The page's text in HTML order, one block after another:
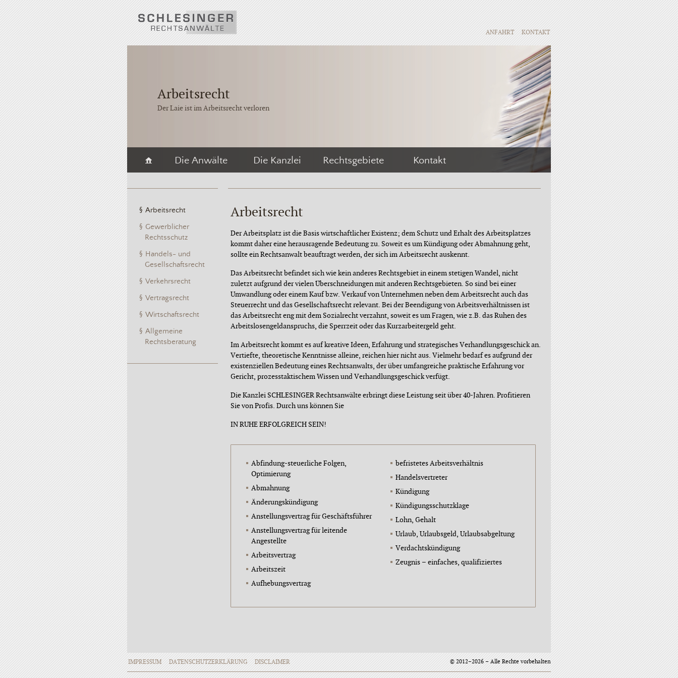
ANFAHRT KONTAKT
Arbeitsrecht
Der Laie ist im Arbeitsrecht verloren
Die Anwälte Die Kanzlei Rechtsgebiete Kontakt
Arbeitsrecht
Gewerblicher
Rechtsschutz
Handels- und
Gesellschaftsrecht
Verkehrsrecht
Vertragsrecht
Wirtschaftsrecht
Allgemeine
Rechtsberatung
Arbeitsrecht
Der Arbeitsplatz ist die Basis wirtschaftlicher Existenz; dem Schutz und Erhalt des Arbeitsplatzes
kommt daher eine herausragende Bedeutung zu. Soweit es um Kündigung oder Abmahnung geht,
sollte ein Rechtsanwalt beauftragt werden, der sich im Arbeitsrecht auskennt.
Das Arbeitsrecht befindet sich wie kein anderes Rechtsgebiet in einem stetigen Wandel, nicht
zuletzt aufgrund der vielen Überschneidungen mit anderen Rechtsgebieten. So sind bei einer
Umwandlung oder einem Kauf bzw. Verkauf von Unternehmen neben dem Arbeitsrecht auch das
Steuerrecht und das Gesellschaftsrecht relevant. Bei der Beendigung von Arbeitsverhältnissen ist
das Arbeitsrecht eng mit dem Sozialrecht verzahnt, soweit es um Fragen, wie z.B. das Ruhen des
Arbeitslosengeldanspruchs, die Sperrzeit oder das Kurzarbeitergeld geht.
Im Arbeitsrecht kommt es auf kreative Ideen, Erfahrung und strategisches Verhandlungsgeschick an.
Vertiefte, theoretische Kenntnisse alleine, reichen hier nicht aus. Vielmehr bedarf es aufgrund der
existenziellen Bedeutung eines Rechtsanwalts, der über umfangreiche praktische Erfahrung vor
Gericht, prozesstaktischem Wissen und Verhandlungsgeschick verfügt.
Die Kanzlei SCHLESINGER Rechtsanwälte erbringt diese Leistung seit über 40-Jahren. Profitieren
Sie von Profis. Durch uns können Sie
IN RUHE ERFOLGREICH SEIN!
Abfindung-steuerliche Folgen,
Optimierung
Abmahnung
Änderungskündigung
Anstellungsvertrag für Geschäftsführer
Anstellungsvertrag für leitende
Angestellte
Arbeitsvertrag
Arbeitszeit
Aufhebungsvertrag
befristetes Arbeitsverhältnis
Handelsvertreter
Kündigung
Kündigungsschutzklage
Lohn, Gehalt
Urlaub, Urlaubsgeld, Urlaubsabgeltung
Verdachtskündigung
Zeugnis – einfaches, qualifiziertes
IMPRESSUM DATENSCHUTZERKLÄRUNG DISCLAIMER © 2012–2026 – Alle Rechte vorbehalten